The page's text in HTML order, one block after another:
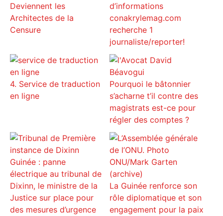
Deviennent les
Architectes de la
Censure
d’informations
conakrylemag.com
recherche 1
journaliste/reporter!
4. Service de traduction
en ligne
Pourquoi le bâtonnier
s’acharne t’il contre des
magistrats est-ce pour
régler des comptes ?
Guinée : panne
électrique au tribunal de
Dixinn, le ministre de la
Justice sur place pour
des mesures d’urgence
La Guinée renforce son
rôle diplomatique et son
engagement pour la paix